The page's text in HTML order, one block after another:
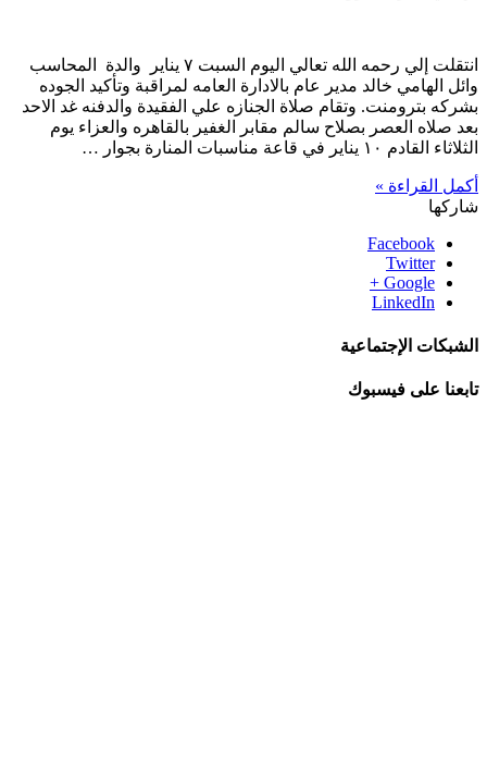
انتقلت إلي رحمه الله تعالي اليوم السبت ٧ يناير والدة المحاسب
وائل الهامي خالد مدير عام بالادارة العامه لمراقبة وتأكيد الجوده
بشركه بترومنت. وتقام صلاة الجنازه علي الفقيدة والدفنه غد الاحد
بعد صلاه العصر بصلاح سالم مقابر الغفير بالقاهره والعزاء يوم
الثلاثاء القادم ١٠ يناير في قاعة مناسبات المنارة بجوار …
أكمل القراءة »
شاركها
Facebook
Twitter
Google +
LinkedIn
الشبكات الإجتماعية
تابعنا على فيسبوك